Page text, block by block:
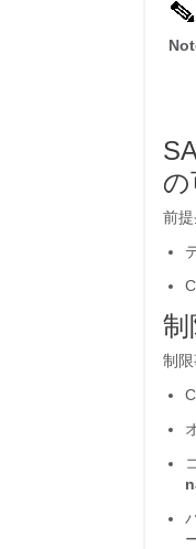
前提
制
制限